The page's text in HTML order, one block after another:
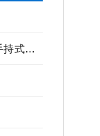
HANDHELD DEVICE (手持式電子產品)